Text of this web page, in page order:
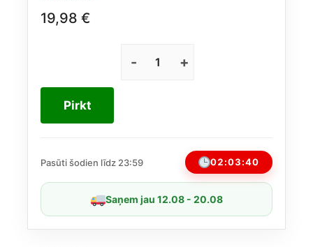
19,98 €
Antonio
sievietēm,
daudzums
Pirkt
Pasūti šodien līdz 23:59 02:03:40
Saņem jau 12.08 - 20.08